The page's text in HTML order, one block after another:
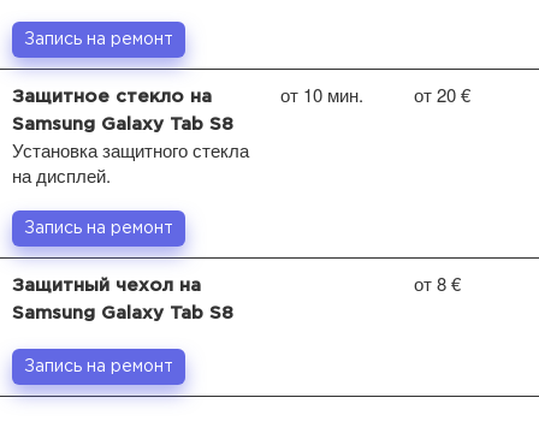
Запись на ремонт
Защитное стекло на
Samsung Galaxy Tab S8
Установка защитного стекла
на дисплей.
от 10 мин. от 20 €
Запись на ремонт
Защитный чехол на
Samsung Galaxy Tab S8
от 8 €
Запись на ремонт